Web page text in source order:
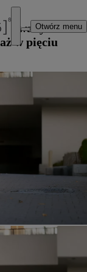
Otwórz menu
aut
w pięciu